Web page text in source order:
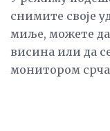
снимите своје
миље, можете
висина или да
монитором